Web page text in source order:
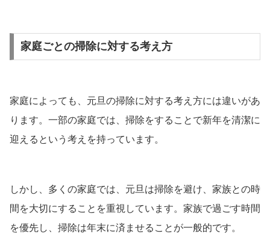
家庭ごとの掃除に対する考え方
家庭によっても、元旦の掃除に対する考え方には違いがあ
ります。一部の家庭では、掃除をすることで新年を清潔に
迎えるという考えを持っています。
しかし、多くの家庭では、元旦は掃除を避け、家族との時
間を大切にすることを重視しています。家族で過ごす時間
を優先し、掃除は年末に済ませることが一般的です。